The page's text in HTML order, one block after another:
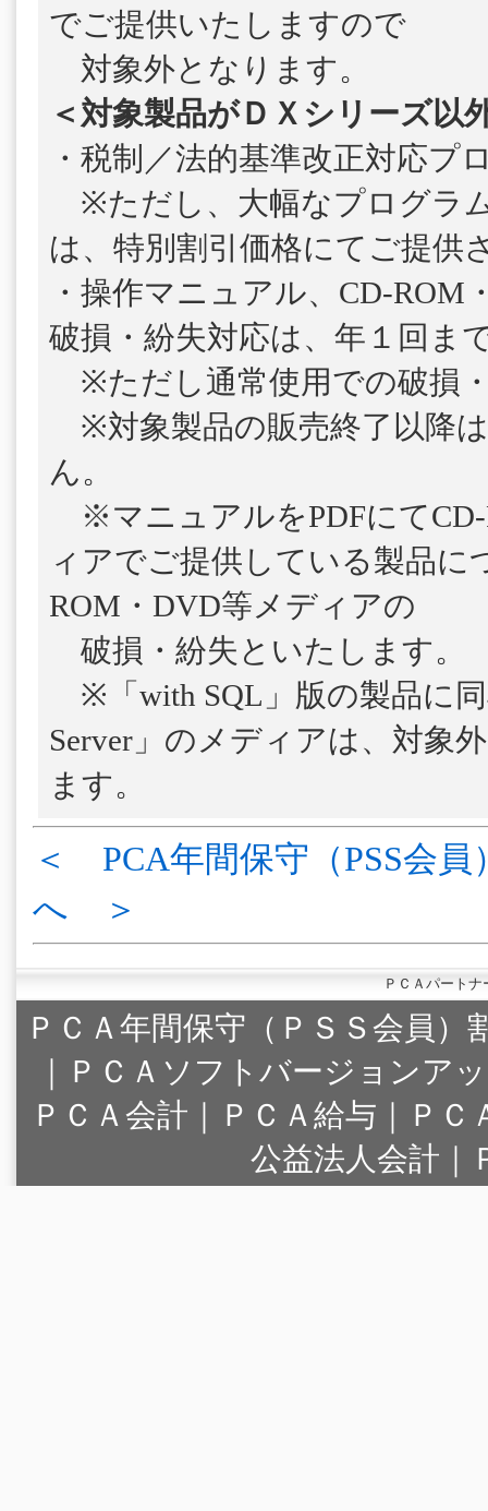
でご提供いたしますので
対象外となります。
＜対象製品がＤＸシリーズ以
・税制／法的基準改正対応プ
※ただし、大幅なプログラ
は、特別割引価格にてご提供
・操作マニュアル、CD-ROM
破損・紛失対応は、年１回ま
※ただし通常使用での破損
※対象製品の販売終了以降
ん。
※マニュアルをPDFにてCD-
ィアでご提供している製品に
ROM・DVD等メディアの
破損・紛失といたします。
※「with SQL」版の製品に
Server」のメディアは、対象
ます。
＜ PCA年間保守（PSS会員
へ ＞
ＰＣＡパート
ＰＣＡ年間保守（ＰＳＳ会員）
｜
ＰＣＡソフトバージョンア
ＰＣＡ会計｜ＰＣＡ給与｜Ｐ
公益法人会計｜